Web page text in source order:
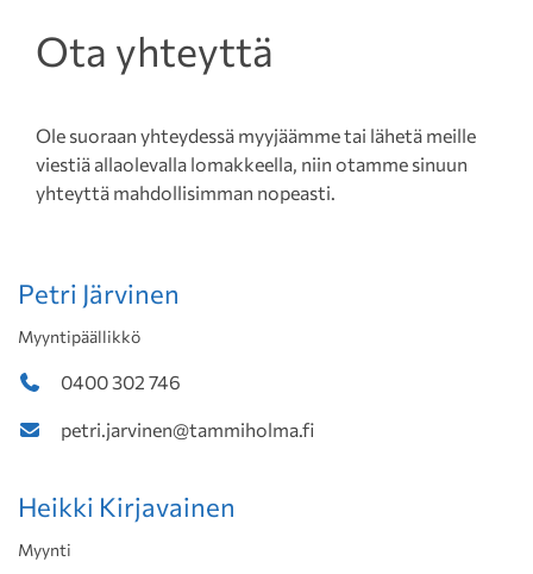
Ota yhteyttä
Ole suoraan yhteydessä myyjäämme tai lähetä meille
viestiä allaolevalla lomakkeella, niin otamme sinuun
yhteyttä mahdollisimman nopeasti.
Petri Järvinen
Myyntipäällikkö
0400 302 746
petri.jarvinen@tammiholma.fi
Heikki Kirjavainen
Myynti